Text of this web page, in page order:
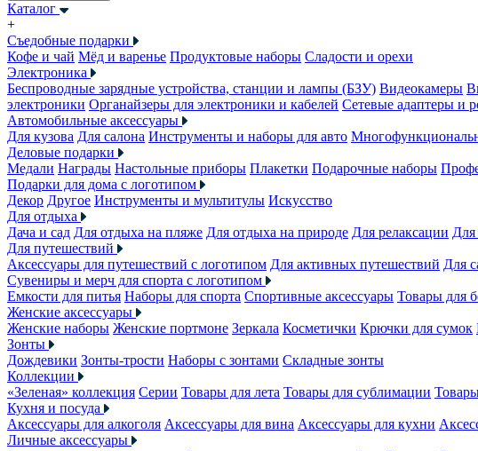
Каталог
+
Съедобные подарки
Кофе и чай Мёд и варенье Продуктовые наборы Сладости и орехи
Электроника
Беспроводные зарядные устройства, станции и лампы (БЗУ) Видеокамеры
электроники Органайзеры для электроники и кабелей Сетевые адаптеры и
Автомобильные аксессуары
Для кузова Для салона Инструменты и наборы для авто
Деловые подарки
Медали Награды Настольные приборы Плакетки Подарочные наборы
Подарки для дома с логотипом
Декор Другое Инструменты и мультитулы Искусство
Для отдыха
Дача и сад Для отдыха на пляже Для отдыха на природе Для релаксации Для
Для путешествий
Аксессуары для путешествий с логотипом Для активных путешествий Для
Сувениры и мерч для спорта с логотипом
Емкости для питья Наборы для спорта Спортивные аксессуары Товары для
Женские аксессуары
Женские наборы Женские портмоне Зеркала Косметички Крючки для сумок
Зонты
Дождевики Зонты-трости Наборы с зонтами Складные зонты
Коллекции
«Зеленая» коллекция Серии Товары для лета Товары для сублимации
Кухня и посуда
Аксессуары для алкоголя Аксессуары для вина Аксессуары для кухни
Личные аксессуары